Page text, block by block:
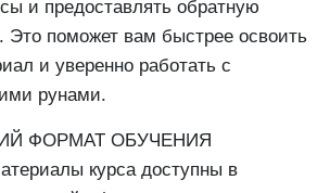
и предоставлять обратную
Это поможет вам быстрее освоить
и уверенно работать с
рунами.
ФОРМАТ ОБУЧЕНИЯ
курса доступны в